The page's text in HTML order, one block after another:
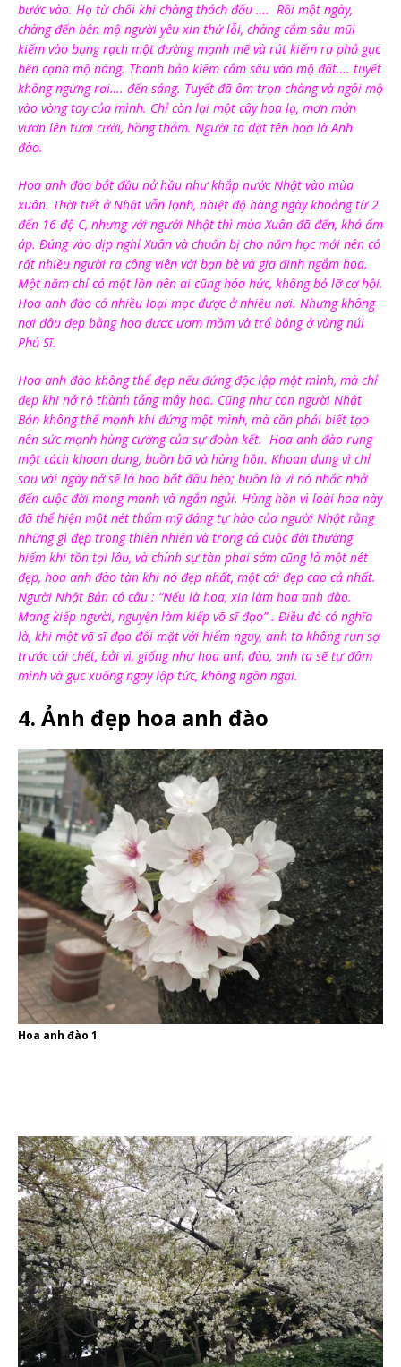
bước vào. Họ từ chối khi chàng thách đấu …. Rồi một ngày,
chàng đến bên mộ người yêu xin thứ lỗi, chàng cắm sâu mũi
kiếm vào bụng rạch một đường mạnh mẽ và rút kiếm ra phủ gục
bên cạnh mộ nàng. Thanh bảo kiếm cắm sâu vào mộ đất…. tuyết
không ngừng rơi…. đến sáng. Tuyết đã ôm trọn chàng và ngôi mộ
vào vòng tay của mình. Chỉ còn lại một cây hoa lạ, mơn mởn
vươn lên tươi cười, hồng thắm. Người ta dặt tên hoa là Anh
đào.
Hoa anh đào bắt đầu nở hầu như khắp nước Nhật vào mùa
xuân. Thời tiết ở Nhật vẫn lạnh, nhiệt độ hàng ngày khoảng từ 2
đến 16 độ C, nhưng với ngưới Nhật thì mùa Xuân đã đến, khá ấm
áp. Đúng vào dịp nghỉ Xuân và chuẩn bị cho năm học mới nên có
rất nhiều người ra công viên với bạn bè và gia đinh ngắm hoa.
Một năm chỉ có một lần nên ai cũng hóa hức, không bỏ lỡ cơ hội.
Hoa anh đào có nhiều loại mọc được ở nhiều nơi. Nhưng không
nơi đâu đẹp bằng hoa đươc ươm mầm và trổ bông ở vùng núi
Phú Sĩ.
Hoa anh đào không thể đẹp nếu đứng độc lập một mình, mà chỉ
đẹp khi nở rộ thành tảng mây hoa. Cũng như con người Nhật
Bản không thể mạnh khi đứng một mình, mà cần phải biết tạo
nên sức mạnh hùng cường của sự đoàn kết. Hoa anh đào rụng
một cách khoan dung, buồn bã và hùng hồn. Khoan dung vì chỉ
sau vài ngày nở sẽ là hoa bắt đầu héo; buồn là vì nó nhắc nhở
đến cuộc đời mong manh và ngắn ngủi. Hùng hồn vì loài hoa này
đã thể hiện một nét thẩm mỹ đáng tự hào của người Nhật rằng
những gì đẹp trong thiên nhiên và trong cả cuộc đời thường
hiếm khi tồn tại lâu, và chính sự tàn phai sớm cũng là một nét
đẹp, hoa anh đào tàn khi nó đẹp nhất, một cái đẹp cao cả nhất.
Người Nhật Bản có câu : “Nếu là hoa, xin làm hoa anh đào.
Mang kiếp người, nguyện làm kiếp võ sĩ đạo” . Điều đó có nghĩa
là, khi một võ sĩ đạo đối mặt với hiểm nguy, anh ta không run sợ
trước cái chết, bởi vì, giống như hoa anh đào, anh ta sẽ tự đâm
mình và gục xuống ngay lập tức, không ngần ngại.
4. Ảnh đẹp hoa anh đào
Hoa anh đào 1